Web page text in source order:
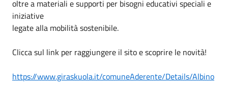
oltre a materiali e supporti per bisogni educativi speciali e
iniziative
legate alla mobilità sostenibile.
Clicca sul link per raggiungere il sito e scoprire le novità!
https://www.giraskuola.it/comuneAderente/Details/Albino